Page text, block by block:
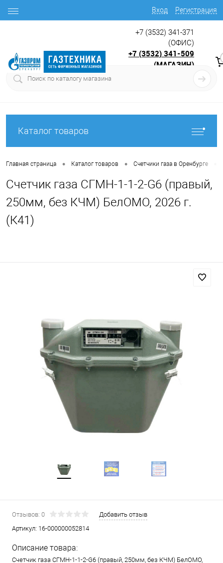
Вход Регистрация
+7 (3532) 341-371
(ОФИС)
+7 (3532) 341-509
(МАГАЗИН)
Каталог товаров
Главная страница • Каталог товаров • Счетчики газа в Оренбурге
Счетчик газа СГМН-1-1-2-G6 (правый,
250мм, без КЧМ) БелОМО, 2026 г.
(К41)
Отзывов: 0
Добавить отзыв
Артикул: 16-000000052814
Описание товара:
Счетчик газа СГМН-1-1-2-G6 (правый, 250мм, без КЧМ) БелОМО,